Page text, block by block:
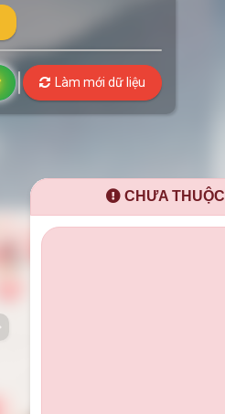
Làm mới dữ liệu
CHƯA THUỘC